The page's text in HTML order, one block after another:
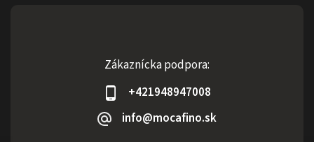
Zákaznícka podpora:
+421948947008
info@mocafino.sk